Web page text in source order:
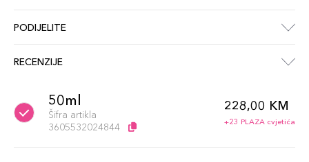
PODIJELITE
RECENZIJE
50ml
Šifra artikla
3605532024844
228,00 KM
+23 PLAZA cvjetića